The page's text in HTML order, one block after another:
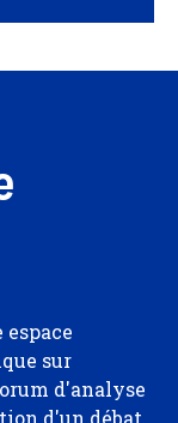
sur
d'analyse
d'un débat